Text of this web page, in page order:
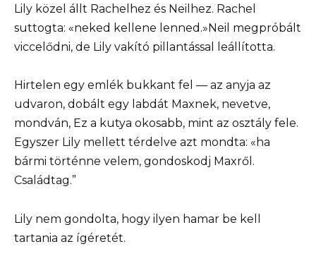
Lily közel állt Rachelhez és Neilhez. Rachel
suttogta: «neked kellene lenned.»Neil megpróbált
viccelődni, de Lily vakító pillantással leállította.
Hirtelen egy emlék bukkant fel — az anyja az
udvaron, dobált egy labdát Maxnek, nevetve,
mondván, Ez a kutya okosabb, mint az osztály fele.
Egyszer Lily mellett térdelve azt mondta: «ha
bármi történne velem, gondoskodj Maxről.
Családtag.”
Lily nem gondolta, hogy ilyen hamar be kell
tartania az ígéretét.